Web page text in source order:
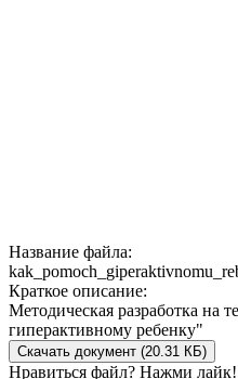
Название файла:
Краткое описание:
Методическая разработка на
гиперактивному ребенку"
Скачать документ (20.31 КБ)
Нравиться файл? Нажми лайк!